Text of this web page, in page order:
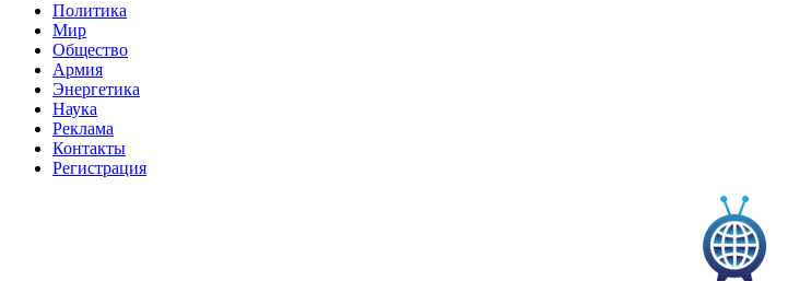
Политика
Мир
Общество
Армия
Энергетика
Наука
Реклама
Контакты
Регистрация